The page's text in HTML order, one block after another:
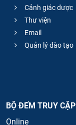
Cảnh giác dược
Thư viện
Email
Quản lý đào tạo
BỘ ĐẾM TRUY CẬP
Online